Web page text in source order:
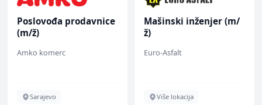
Poslovođa prodavnice
(m/ž)
Amko komerc
Sarajevo
Mašinski inženjer (m/
ž)
Euro-Asfalt
Više lokacija